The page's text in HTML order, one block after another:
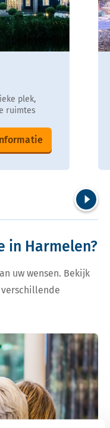
plek,
ruimtes
in Harmelen?
uw wensen. Bekijk